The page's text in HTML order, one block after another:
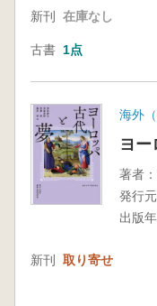
新刊 在庫なし
古書 1点
海外（
ヨー
著者：
発行元
出版年
新刊 取り寄せ